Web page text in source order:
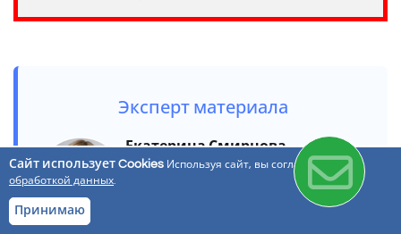
Эксперт материала
Екатерина Смирнова—
методист по аккредитации
медицинских работников, эксперт
по подготовке портфолио и
Сайт использует Cookies Используя сайт, вы соглашаетесь с
обработкой данных.
Принимаю